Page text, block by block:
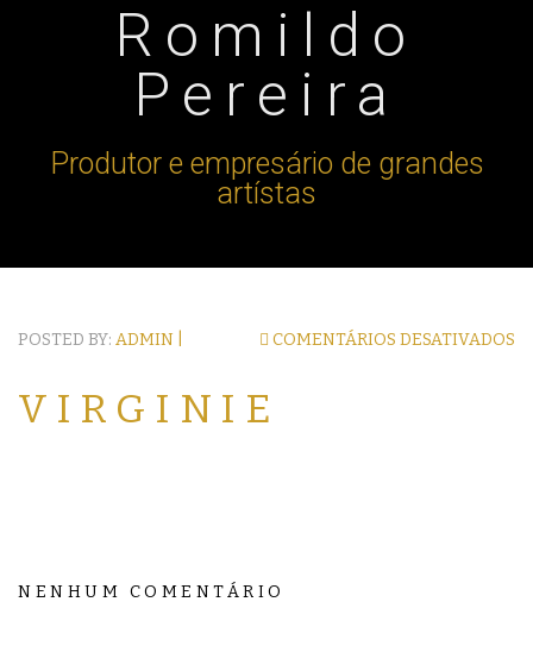
Romildo
Pereira
Produtor e empresário de grandes
artístas
POSTED BY: ADMIN | COMENTÁRIOS DESATIVADOS
VIRGINIE
NENHUM COMENTÁRIO